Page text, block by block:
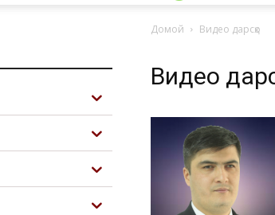
Домой Видео дарсҳо
Видео